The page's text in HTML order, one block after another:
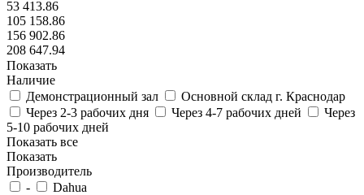
53 413.86
105 158.86
156 902.86
208 647.94
Показать
Наличие
Демонстрационный зал
Основной склад г. Краснодар
Через 2-3 рабочих дня
Через 4-7 рабочих дней
Через
5-10 рабочих дней
Показать все
Показать
Производитель
-
Dahua